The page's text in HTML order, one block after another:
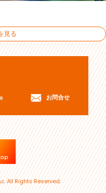
見る
お問合せ
All Rights Reserved.